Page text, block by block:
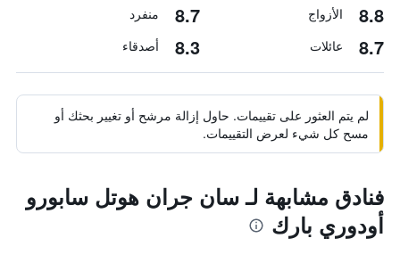
8.8 الأزواج 8.7 منفرد
8.7 عائلات 8.3 أصدقاء
لم يتم العثور على تقييمات. حاول إزالة مرشح أو تغيير بحثك أو
مسح كل شيء لعرض التقييمات.
فنادق مشابهة لـ سان جران هوتل سابورو
أودوري بارك